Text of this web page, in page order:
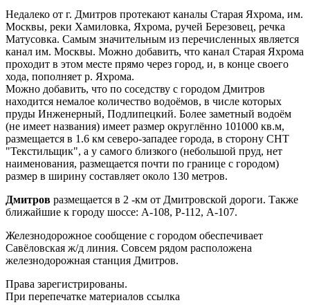
Недалеко от г. Дмитров протекают каналы Старая Яхрома, им.
Москвы, реки Хамиловка, Яхрома, ручей Березовец, речка
Матусовка. Cамым значительным из перечисленных является
канал им. Москвы. Можно добавить, что канал Старая Яхрома
проходит в этом месте прямо через город, и, в конце своего
хода, пополняет р. Яхрома.
Можно добавить, что по соседству с городом Дмитров
находится немалое количество водоёмов, в числе которых
пруды Инженерный, Подлипецкий. Более заметный водоём
(не имеет названия) имеет размер округлённо 101000 кв.м,
размещается в 1.6 км северо-западее города, в сторону СНТ
"Текстильщик", a у самого близкого (небольшой пруд, нет
наименования, размещается почти по границе с городом)
размер в ширину составляет около 130 метров.
Дмитров размещается в 2 -км от Дмитровской дороги. Также
ближайшие к городу шоссе: A-108, Р-112, A-107.
Железнодорожное сообщение с городом обеспечивает
Савёловская ж/д линия. Совсем рядом расположена
железнодорожная станция Дмитров.
Права зарегистрированы.
При перепечатке материалов ссылка